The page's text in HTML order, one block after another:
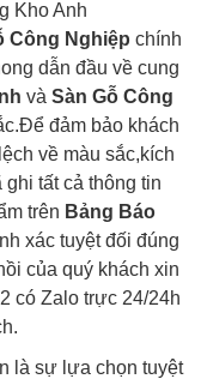
Kho Anh
Công Nghiệp chính
dẫn đầu về cung
và Sàn Gỗ Công
đảm bảo khách
về màu sắc,kích
tất cả thông tin
trên Bảng Báo
xác tuyệt đối đúng
của quý khách xin
có Zalo trực 24/24h
là sự lựa chọn tuyệt